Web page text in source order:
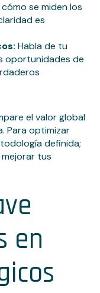
se miden los
es
Habla de tu
oportunidades de
el valor global
Para optimizar
definida;
tus
en